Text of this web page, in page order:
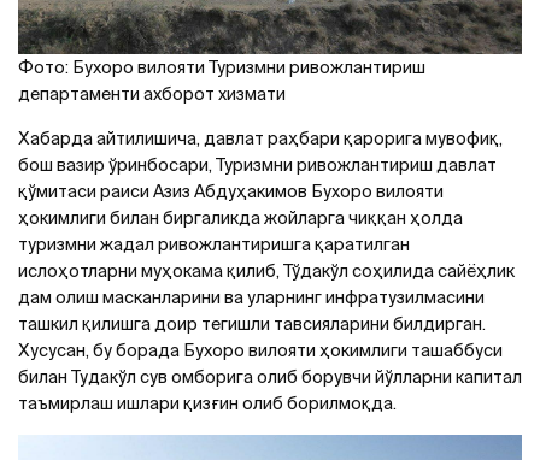
Фото: Бухоро вилояти Туризмни ривожлантириш
департаменти ахборот хизмати
Хабарда айтилишича, давлат раҳбари қарорига мувофиқ,
бош вазир ўринбосари, Туризмни ривожлантириш давлат
қўмитаси раиси Азиз Абдуҳакимов Бухоро вилояти
ҳокимлиги билан биргаликда жойларга чиққан ҳолда
туризмни жадал ривожлантиришга қаратилган
ислоҳотларни муҳокама қилиб, Тўдакўл соҳилида сайёҳлик
дам олиш масканларини ва уларнинг инфратузилмасини
ташкил қилишга доир тегишли тавсияларини билдирган.
Хусусан, бу борада Бухоро вилояти ҳокимлиги ташаббуси
билан Тудакўл сув омборига олиб борувчи йўлларни капитал
таъмирлаш ишлари қизғин олиб борилмоқда.